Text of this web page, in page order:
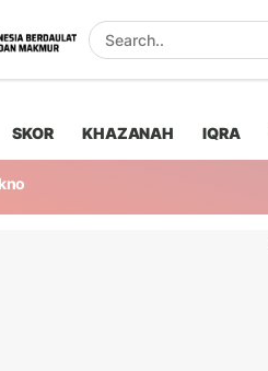
SKOR KHAZANAH IQRA